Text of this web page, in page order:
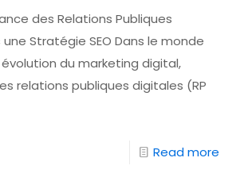
des Relations Publiques
Stratégie SEO Dans le monde
du marketing digital,
relations publiques digitales (RP
Read more